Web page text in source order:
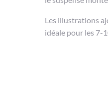
Les illustrations
idéale pour les 7-